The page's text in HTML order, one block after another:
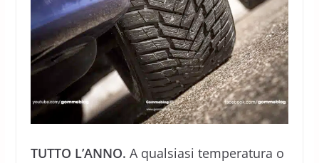
TUTTO L’ANNO. A qualsiasi temperatura o